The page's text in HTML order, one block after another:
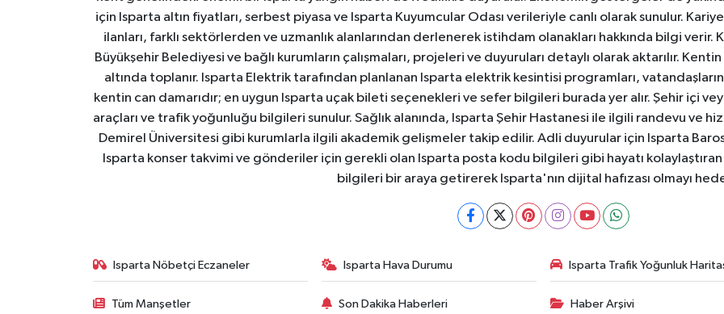
için Isparta altın fiyatları, serbest piyasa ve Isparta Kuyumcular Odası verileriyle canlı olarak sunulur.
ilanları, farklı sektörlerden ve uzmanlık alanlarından derlenerek istihdam olanakları hakkında bilgi verir.
Büyükşehir Belediyesi ve bağlı kurumların çalışmaları, projeleri ve duyuruları detaylı olarak aktarılır.
altında toplanır. Isparta Elektrik tarafından planlanan Isparta elektrik kesintisi programları,
kentin can damarıdır; en uygun Isparta uçak bileti seçenekleri ve sefer bilgileri burada yer alır. Şehir içi
araçları ve trafik yoğunluğu bilgileri sunulur. Sağlık alanında, Isparta Şehir Hastanesi ile ilgili randevu ve
Demirel Üniversitesi gibi kurumlarla ilgili akademik gelişmeler takip edilir. Adli duyurular için Isparta
Isparta konser takvimi ve gönderiler için gerekli olan Isparta posta kodu bilgileri gibi hayatı
bilgileri bir araya getirerek Isparta'nın dijital hafızası olmayı
Isparta Nöbetçi Eczaneler Isparta Hava Durumu Isparta Trafik Yoğunluk
Tüm Manşetler Son Dakika Haberleri Haber Arşivi